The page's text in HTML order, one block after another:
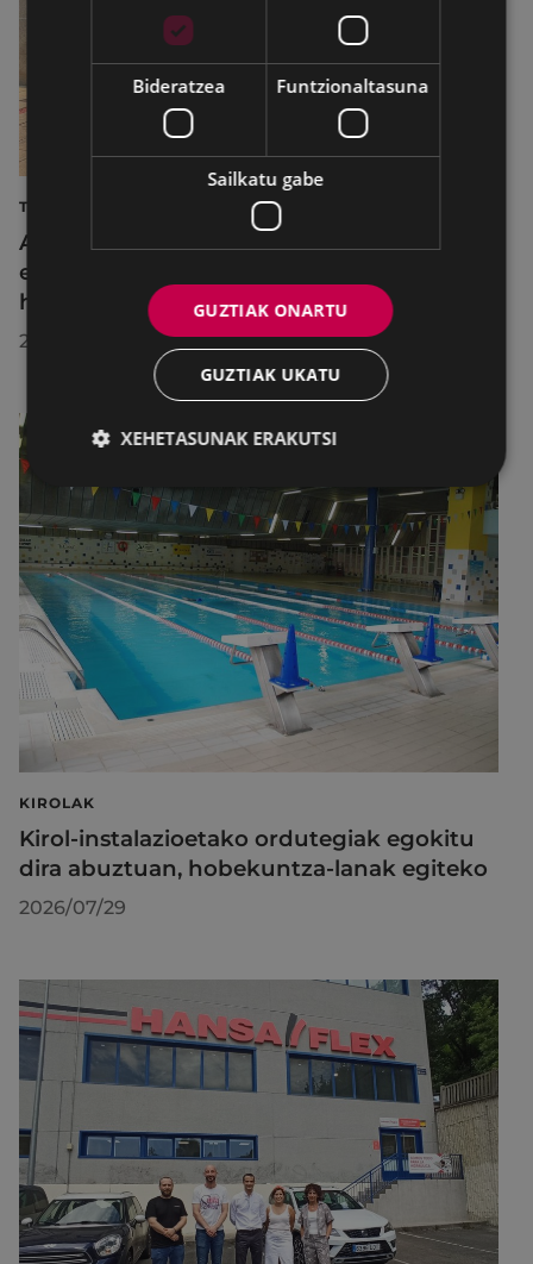
TURISMOA
Azahara Dominguez diputatuak Eibarko
eraldaketa turistikoa nabarmendu du
herrira egin duen bisitan
2026/07/30
KIROLAK
Kirol-instalazioetako ordutegiak egokitu
dira abuztuan, hobekuntza-lanak egiteko
2026/07/29
Bideratzea Funtzionaltasuna
Sailkatu gabe
GUZTIAK ONARTU
GUZTIAK UKATU
XEHETASUNAK ERAKUTSI